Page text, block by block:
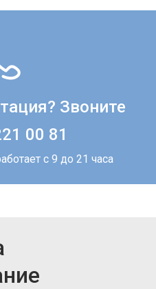
Звоните
00 81
с 9 до 21 часа